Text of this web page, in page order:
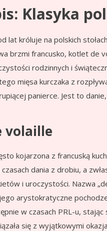
Klasyka
lat króluje na polskich
brzmi francusko, kotlet de
rodzinnych i
mięsa kurczaka z
panierce. Jest to
volaille
kojarzona z francuską
dania z drobiu, a
i uroczystości. Nazwa
arystokratyczne
w czasach PRL-u,
się z wyjątkowymi